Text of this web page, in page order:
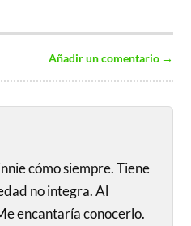
Añadir un comentario →
cómo siempre. Tiene
no integra. Al
encantaría conocerlo.